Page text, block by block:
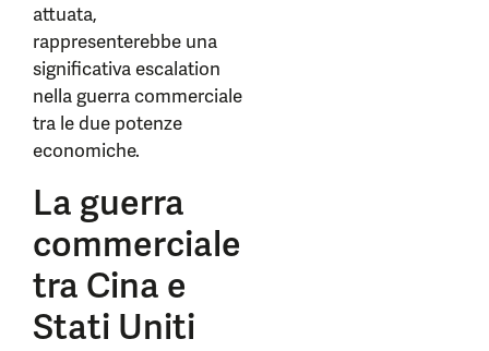
attuata,
rappresenterebbe una
significativa escalation
nella guerra commerciale
tra le due potenze
economiche.
La guerra
commerciale
tra Cina e
Stati Uniti